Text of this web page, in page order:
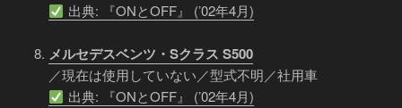
出典: 『ONとOFF』 (’02年4月)
メルセデスベンツ・Sクラス S500
／現在は使用していない／型式不明／社用車
出典: 『ONとOFF』 (’02年4月)